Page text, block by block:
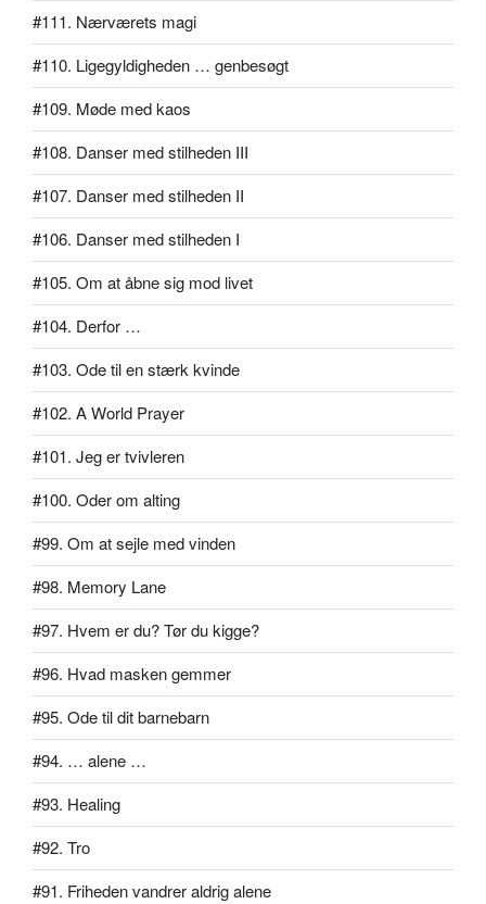
#111. Nærværets magi
#110. Ligegyldigheden … genbesøgt
#109. Møde med kaos
#108. Danser med stilheden III
#107. Danser med stilheden II
#106. Danser med stilheden I
#105. Om at åbne sig mod livet
#104. Derfor …
#103. Ode til en stærk kvinde
#102. A World Prayer
#101. Jeg er tvivleren
#100. Oder om alting
#99. Om at sejle med vinden
#98. Memory Lane
#97. Hvem er du? Tør du kigge?
#96. Hvad masken gemmer
#95. Ode til dit barnebarn
#94. … alene …
#93. Healing
#92. Tro
#91. Friheden vandrer aldrig alene